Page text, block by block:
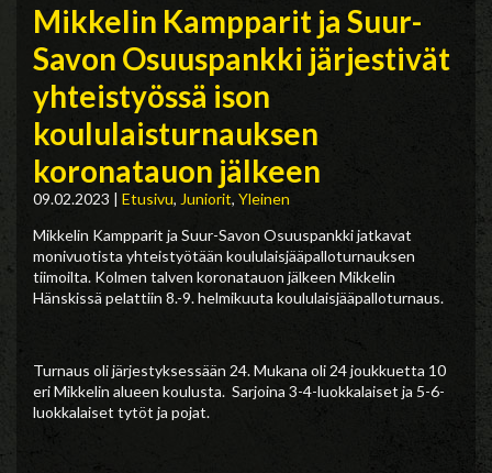
Mikkelin Kampparit ja Suur-
Savon Osuuspankki järjestivät
yhteistyössä ison
koululaisturnauksen
koronatauon jälkeen
09.02.2023 | Etusivu, Juniorit, Yleinen
Mikkelin Kampparit ja Suur-Savon Osuuspankki jatkavat
monivuotista yhteistyötään koululaisjääpalloturnauksen
tiimoilta. Kolmen talven koronatauon jälkeen Mikkelin
Hänskissä pelattiin 8.-9. helmikuuta koululaisjääpalloturnaus.
Turnaus oli järjestyksessään 24. Mukana oli 24 joukkuetta 10
eri Mikkelin alueen koulusta. Sarjoina 3-4-luokkalaiset ja 5-6-
luokkalaiset tytöt ja pojat.